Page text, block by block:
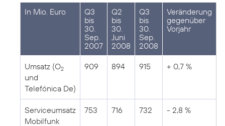
In Mio. Euro
Q3
bis
30.
Sep.
2007
Q2
bis
30.
Juni
2008
Q3
bis
30.
Sep.
2008
Veränderung
gegenüber
Vorjahr
Umsatz (O2
und
Telefónica De)
909 894 915 + 0,7 %
Serviceumsatz
Mobilfunk
753 716 732 - 2,8 %